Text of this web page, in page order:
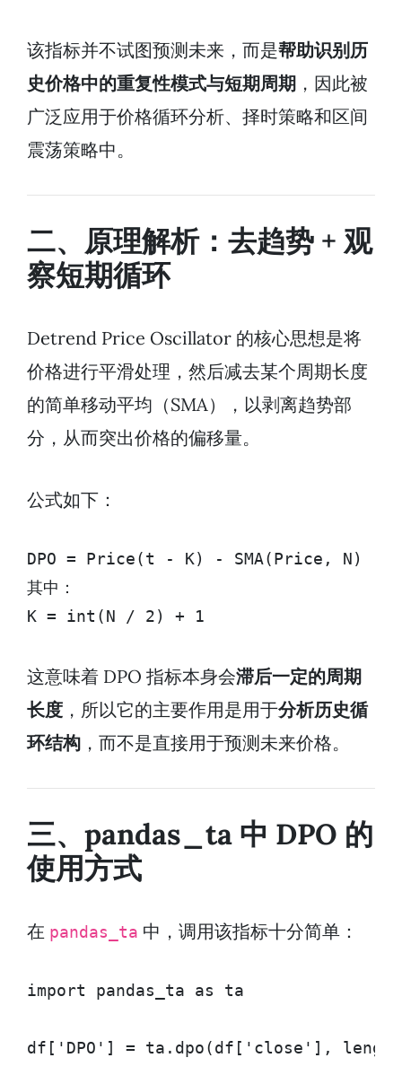
该指标并不试图预测未来，而是帮助识别历
史价格中的重复性模式与短期周期 ，因此被
广泛应用于价格循环分析、择时策略和区间
震荡策略中。
二、原理解析：去趋势 + 观
察短期循环
Detrend Price Oscillator 的核心思想是将
价格进行平滑处理，然后减去某个周期长度
的简单移动平均（SMA），以剥离趋势部
分，从而突出价格的偏移量。
公式如下：
DPO = Price(t - K) - SMA(Price, N)
其中：
K = int(N / 2) + 1
这意味着 DPO 指标本身会滞后一定的周期
长度 ，所以它的主要作用是用于分析历史循
环结构 ，而不是直接用于预测未来价格。
三、pandas_ta 中 DPO 的
使用方式
在 pandas_ta 中，调用该指标十分简单：
import pandas_ta as ta
df['DPO'] = ta.dpo(df['close'],